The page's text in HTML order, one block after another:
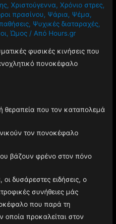
,Χριστούγεννα,Χρόνιο στρες,
πρασίνου, Ψάρια, Ψέμα,
, Ψυχικές διαταραχές,
,Ώμος / Από Hours.gr
φυσικές κινήσεις που
πονοκέφαλο
θεραπεία που τον καταπολεμά
τον πονοκέφαλο
βάζουν φρένο στον πόνο
δυσάρεστες ειδήσεις, ο
συνήθειες μάς
που παρά τη
οποία προκαλείται στον